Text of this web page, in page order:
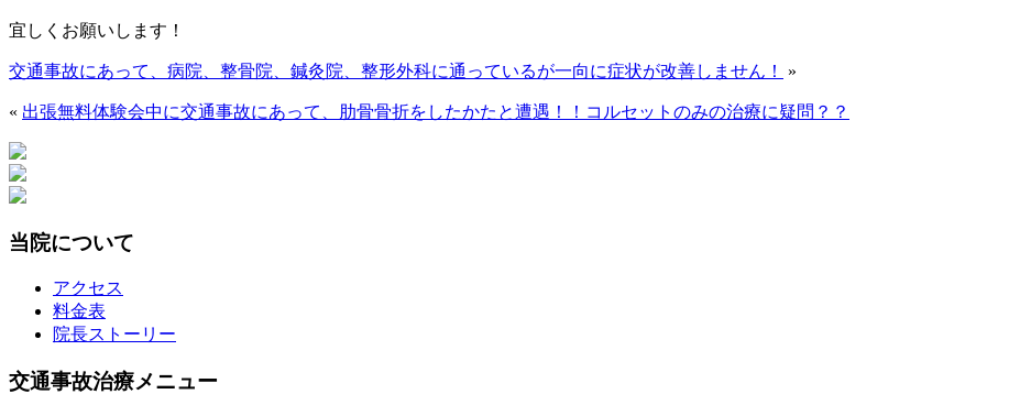
宜しくお願いします！
交通事故にあって、病院、整骨院、鍼灸院、整形外科に通っているが一向に症状が改善しません！ »
« 出張無料体験会中に交通事故にあって、肋骨骨折をしたかたと遭遇！！コルセットのみの治療に疑問？？
当院について
アクセス
料金表
院長ストーリー
交通事故治療メニュー